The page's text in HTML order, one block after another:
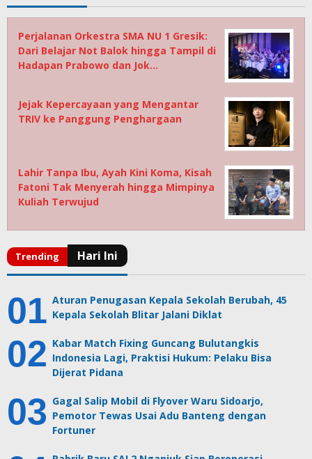
Perjalanan Orkestra SMA NU 1 Gresik:
Dari Belajar Not Balok hingga Tampil di
Hadapan Prabowo dan Jok…
Jejak Kepercayaan yang Mengantar
TRIV ke Panggung Penghargaan
Lahir Tanpa Ibu, Ayah Kini Koma, Kisah
Fatoni Tak Menyerah hingga Mimpinya
Kuliah Terwujud
Aturan Penugasan Kepala Sekolah Berubah, 45
Kepala Sekolah Blitar Jalani Diklat
Kabar Match Fixing Guncang Bulutangkis
Indonesia Lagi, Praktisi Hukum: Pelaku Bisa
Dijerat Pidana
Gagal Salip Mobil di Flyover Waru Sidoarjo,
Pemotor Tewas Usai Adu Banteng dengan
Fortuner